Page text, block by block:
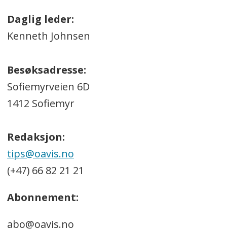
Daglig leder:
Kenneth Johnsen
Besøksadresse:
Sofiemyrveien 6D
1412 Sofiemyr
Redaksjon:
tips@oavis.no
(+47) 66 82 21 21
Abonnement:
abo@oavis.no